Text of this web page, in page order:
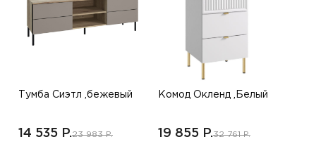
Тумба Сиэтл ,бежевый
14 535 P.23 983 P.
Комод Окленд ,Белый
19 855 P.32 761 P.